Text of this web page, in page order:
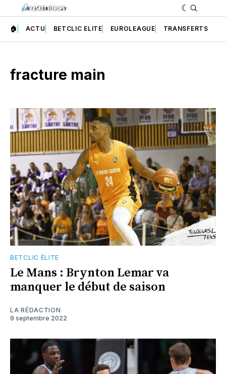
🏠 ACTU BETCLIC ELITE EUROLEAGUE TRANSFERTS
fracture main
BETCLIC ÉLITE
Le Mans : Brynton Lemar va
manquer le début de saison
LA RÉDACTION
9 septembre 2022